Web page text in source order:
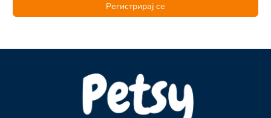
Регистрирај се